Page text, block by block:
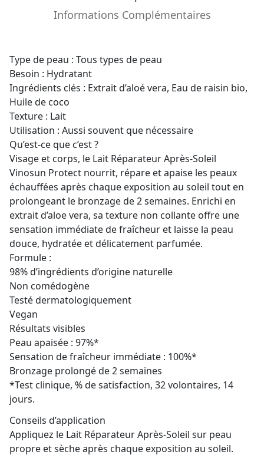
Informations Complémentaires
Type de peau : Tous types de peau
Besoin : Hydratant
Ingrédients clés : Extrait d’aloé vera, Eau de raisin bio,
Huile de coco
Texture : Lait
Utilisation : Aussi souvent que nécessaire
Qu’est-ce que c’est ?
Visage et corps, le Lait Réparateur Après-Soleil
Vinosun Protect nourrit, répare et apaise les peaux
échauffées après chaque exposition au soleil tout en
prolongeant le bronzage de 2 semaines. Enrichi en
extrait d’aloe vera, sa texture non collante offre une
sensation immédiate de fraîcheur et laisse la peau
douce, hydratée et délicatement parfumée.
Formule :
98% d’ingrédients d’origine naturelle
Non comédogène
Testé dermatologiquement
Vegan
Résultats visibles
Peau apaisée : 97%*
Sensation de fraîcheur immédiate : 100%*
Bronzage prolongé de 2 semaines
*Test clinique, % de satisfaction, 32 volontaires, 14
jours.
Conseils d’application
Appliquez le Lait Réparateur Après-Soleil sur peau
propre et sèche après chaque exposition au soleil.